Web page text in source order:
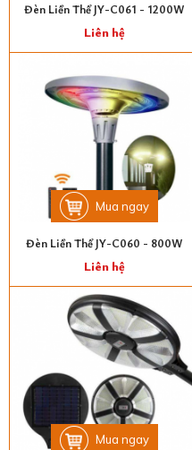
Đèn Liền Thể JY-C061 - 1200W
Liên hệ
Mua ngay
Đèn Liền Thể JY-C060 - 800W
Liên hệ
Mua ngay